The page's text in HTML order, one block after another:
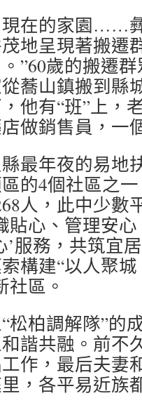
現在的家園……
地呈現著搬遷
”60歲的搬遷
蕎山鎮搬到縣
他有“班”上，
做銷售員，一
最年夜的易地
的4個社區之
人，此中少數
貼心、管理安
’服務，共筑宜
構建“以人聚
社區。
松柏調解隊”的
諧共融。前不
作，最后夫妻
，各平易近族